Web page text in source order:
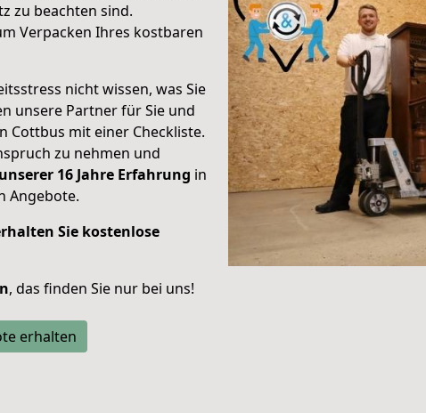
zu beachten sind.
Verpacken Ihres kostbaren
nicht wissen, was Sie
unsere Partner für Sie und
Cottbus mit einer Checkliste.
zu nehmen und
16 Jahre Erfahrung in
Angebote.
Sie kostenlose
, das finden Sie nur bei uns!
erhalten